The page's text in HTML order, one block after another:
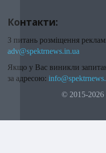
Контакти:
З питань розміщення
adv@spektrnews.in.ua
Якщо у Вас виникли
за адресою:
© 2015-